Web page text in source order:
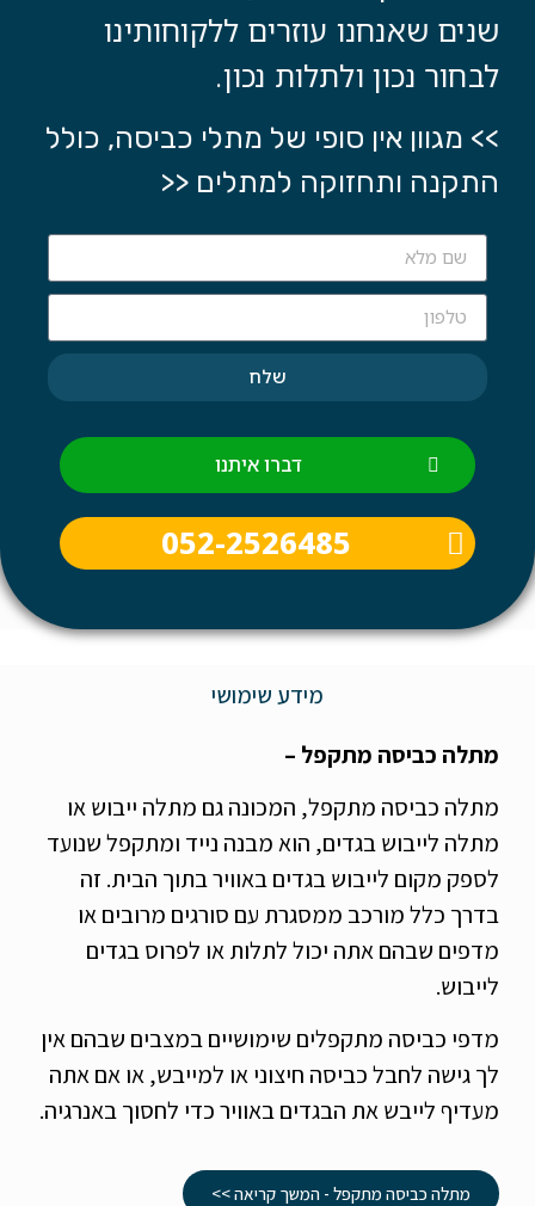
שנים שאנחנו עוזרים ללקוחותינו
לבחור נכון ולתלות נכון.
>> מגוון אין סופי של מתלי כביסה, כולל
התקנה ותחזוקה למתלים <<
שלח
דברו איתנו
052-2526485
מידע שימושי
מתלה כביסה מתקפל –
מתלה כביסה מתקפל, המכונה גם מתלה ייבוש או
מתלה לייבוש בגדים, הוא מבנה נייד ומתקפל שנועד
לספק מקום לייבוש בגדים באוויר בתוך הבית. זה
בדרך כלל מורכב ממסגרת עם סורגים מרובים או
מדפים שבהם אתה יכול לתלות או לפרוס בגדים
לייבוש.
מדפי כביסה מתקפלים שימושיים במצבים שבהם אין
לך גישה לחבל כביסה חיצוני או למייבש, או אם אתה
מעדיף לייבש את הבגדים באוויר כדי לחסוך באנרגיה.
מתלה כביסה מתקפל - המשך קריאה >>